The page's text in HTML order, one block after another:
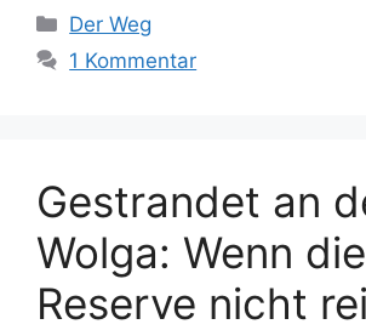
Kategorien
Der Weg
1 Kommentar
Gestrandet an
Wolga: Wenn die
Reserve nicht